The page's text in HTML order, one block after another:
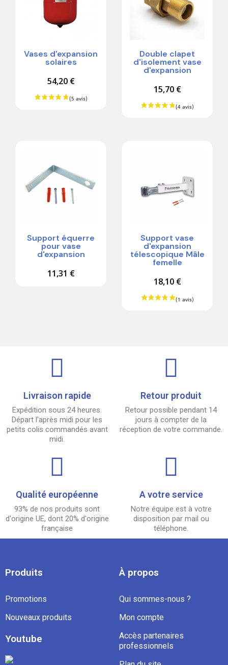
Vases d'expansion
solaires
54,20 €
Double clapet
d'isolement vase
d'expansion
15,70 €
Support équerre
pour vase
d'expansion
11,31 €
Support vase
d'expansion
télescopique Mâle
femelle
18,10 €
Livraison rapide
Expédition sous 24 heures.
Départ l'après midi pour les
petits colis commandés avant
midi.
Retour produit
Retour possible pendant 14
jours à compter de la
réception de votre commande.
Qualité européenne
93% de nos produits sont
d'origine UE, dont 20% d'origine
française
A votre service
Notre équipe est à votre
disposition par mail ou
téléphone.
Produits
Promotions
Nouveaux produits
Youtube
À propos
Qui sommes-nous ?
Mon compte
Accès partenaires
professionnels